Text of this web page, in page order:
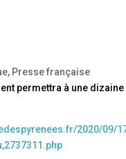
, Presse française
permettra à une
2020/